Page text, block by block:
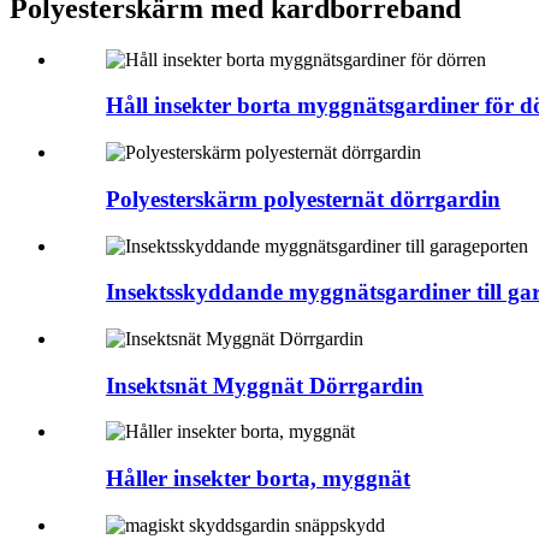
Polyesterskärm med kardborreband
Håll insekter borta myggnätsgardiner för
Polyesterskärm polyesternät dörrgardin
Insektsskyddande myggnätsgardiner till
Insektsnät Myggnät Dörrgardin
Håller insekter borta, myggnät